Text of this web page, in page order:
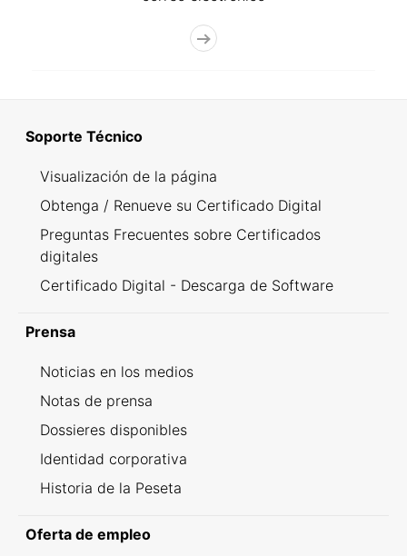
Soporte Técnico
Visualización de la página
Obtenga / Renueve su Certificado Digital
Preguntas Frecuentes sobre Certificados
digitales
Certificado Digital - Descarga de Software
Prensa
Noticias en los medios
Notas de prensa
Dossieres disponibles
Identidad corporativa
Historia de la Peseta
Oferta de empleo